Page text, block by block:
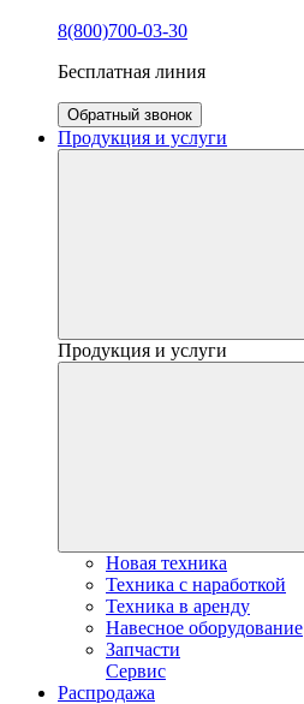
8(800)700-03-30
Бесплатная линия
Обратный звонок
Продукция и услуги
Продукция и услуги
Новая техника
Техника с наработкой
Техника в аренду
Навесное оборудование
Запчасти
Сервис
Распродажа